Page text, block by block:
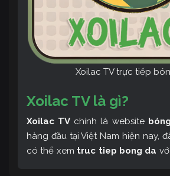
Xoilac TV trực tiếp
Xoilac TV là gì?
Xoilac TV chính là website
hàng đầu tại Việt Nam hiện nay,
có thể xem truc tiep bong da